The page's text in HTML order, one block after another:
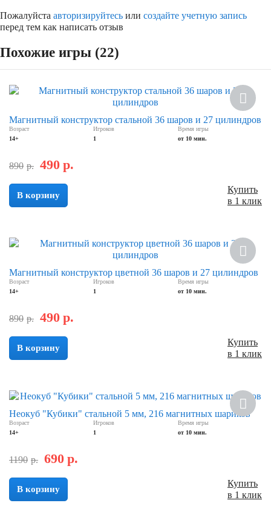
Пожалуйста авторизируйтесь или создайте учетную запись
перед тем как написать отзыв
Похожие игры (22)
Магнитный конструктор стальной 36 шаров и 27 цилиндров
Возраст
14+
Игроков
1
Время игры
от 10 мин.
890 р. 490 р.
В корзину
Купить
в 1 клик
Магнитный конструктор цветной 36 шаров и 27 цилиндров
Возраст
14+
Игроков
1
Время игры
от 10 мин.
890 р. 490 р.
В корзину
Купить
в 1 клик
Неокуб "Кубики" стальной 5 мм, 216 магнитных шариков
Возраст
14+
Игроков
1
Время игры
от 10 мин.
1190 р. 690 р.
В корзину
Купить
в 1 клик